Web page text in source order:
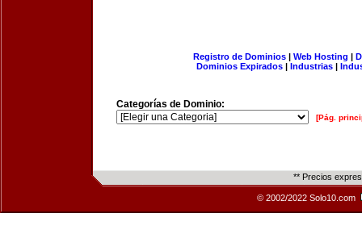
Registro de Dominios| Web Hosting |
Dominios Expirados | Industrias |
Categorías de Dominio:
[Pág.
** Precios
© 2002/2022 Solo10.com